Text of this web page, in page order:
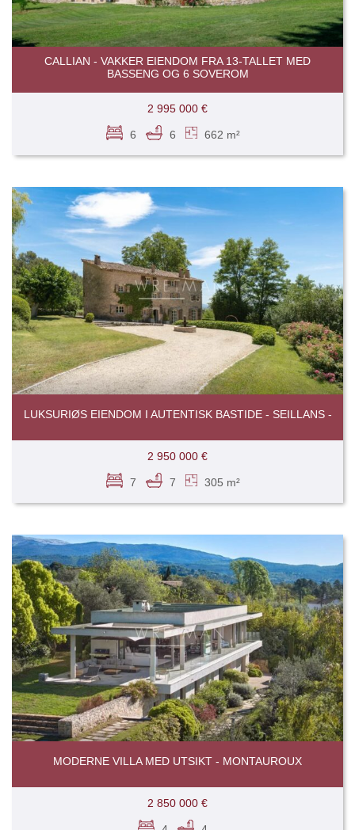
CALLIAN - VAKKER EIENDOM FRA 13-TALLET MED
BASSENG OG 6 SOVEROM
2 995 000 €
6 6 662 m²
LUKSURIØS EIENDOM I AUTENTISK BASTIDE - SEILLANS -
2 950 000 €
7 7 305 m²
MODERNE VILLA MED UTSIKT - MONTAUROUX
2 850 000 €